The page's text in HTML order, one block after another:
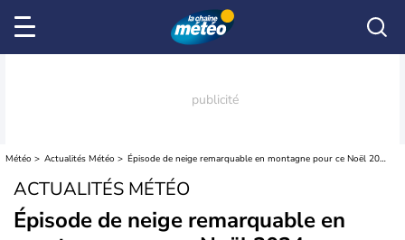
Météo Actualités Météo Épisode de neige remarquable en montagne pour ce Noël 2024
ACTUALITÉS MÉTÉO
Épisode de neige remarquable en